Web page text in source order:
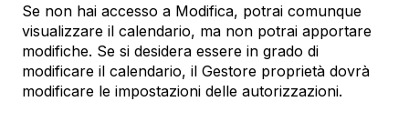
Se non hai accesso a Modifica, potrai comunque
visualizzare il calendario, ma non potrai apportare
modifiche. Se si desidera essere in grado di
modificare il calendario, il Gestore proprietà dovrà
modificare le impostazioni delle autorizzazioni.